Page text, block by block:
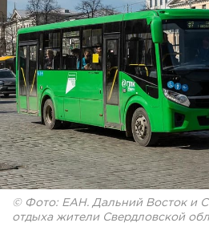
© Фото: ЕАН. Дальний Восток и
отдыха жители Свердловской